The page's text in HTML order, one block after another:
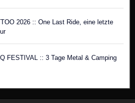
2026 :: One Last Ride, eine letzte
FESTIVAL :: 3 Tage Metal & Camping